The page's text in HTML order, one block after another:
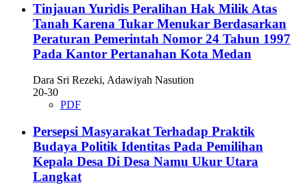
Tinjauan Yuridis Peralihan Hak Milik Atas
Tanah Karena Tukar Menukar Berdasarkan
Peraturan Pemerintah Nomor 24 Tahun 1997
Pada Kantor Pertanahan Kota Medan
Dara Sri Rezeki, Adawiyah Nasution
20-30
PDF
Persepsi Masyarakat Terhadap Praktik
Budaya Politik Identitas Pada Pemilihan
Kepala Desa Di Desa Namu Ukur Utara
Langkat